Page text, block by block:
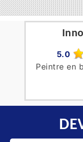
5.0
Peintre en